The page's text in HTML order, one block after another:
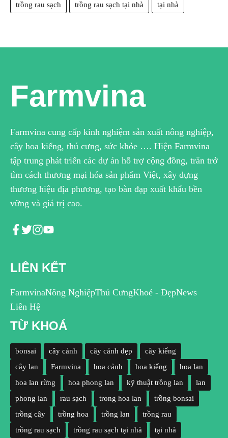
trồng rau sạch trồng rau sạch tại nhà tại nhà
Farmvina
Farmvina cung cấp kinh nghiệm sản xuất nông nghiệp,
cây hoa kiểng, thú cưng, sức khỏe …. Hiện Farmvina
tập trung phát triển các dự án hỗ trợ cộng đồng, trăn trở
tìm cách thương mại hóa sản phẩm Việt, xây dựng
thương hiệu địa phương, tạo bàn đạp xuất khẩu bền
vững và giá trị cao.
LIÊN KẾT
FarmvinaNông NghiệpThú CưngKhoẻ - ĐẹpNews
Liên Hệ
TỪ KHOÁ
bonsai cây cảnh cây cảnh đẹp
cây kiểng
cây lan
Farmvina hoa cảnh hoa kiểng
hoa lan
hoa lan rừng
hoa phong lan kỹ thuật trồng lan
lan
phong lan
rau sạch trong hoa lan
trồng bonsai
trồng cây
trồng hoa trồng lan
trồng rau
trồng rau sạch
trồng rau sạch tại nhà tại nhà